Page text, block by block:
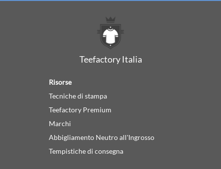
Teefactory Italia
Risorse
Tecniche di stampa
Teefactory Premium
Marchi
Abbigliamento Neutro all'Ingrosso
Tempistiche di consegna